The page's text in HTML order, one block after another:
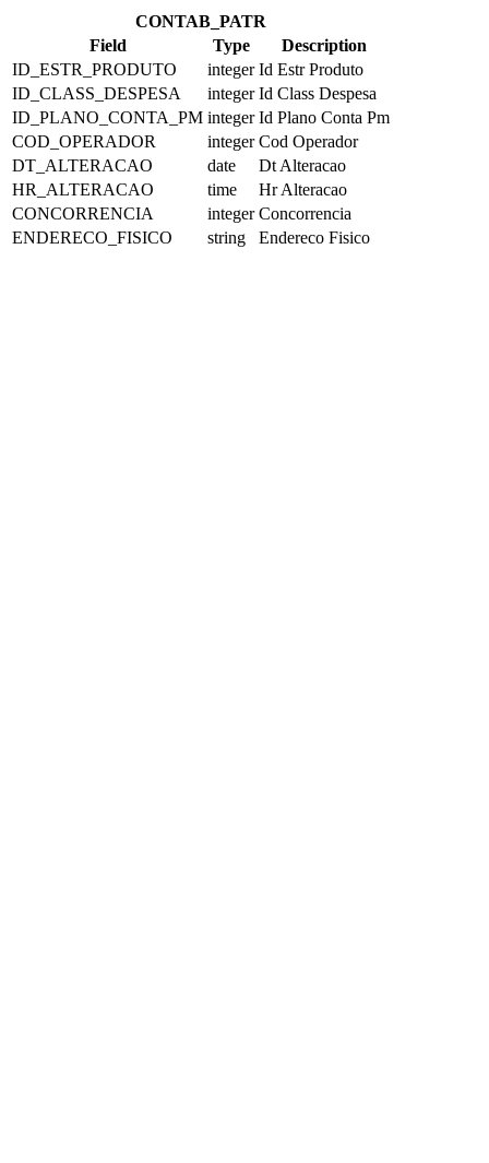
CONTAB_PATR
Field
Type
Description
ID_ESTR_PRODUTO
integer Id Estr Produto
ID_CLASS_DESPESA
integer Id Class Despesa
ID_PLANO_CONTA_PM integer Id Plano Conta Pm
COD_OPERADOR
integer Cod Operador
DT_ALTERACAO
date
Dt Alteracao
HR_ALTERACAO
time
Hr Alteracao
CONCORRENCIA
integer Concorrencia
ENDERECO_FISICO
string Endereco Fisico